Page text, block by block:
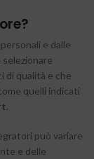
e dalle
selezionare
di qualità e che
quelli indicati
.
può variare
e delle